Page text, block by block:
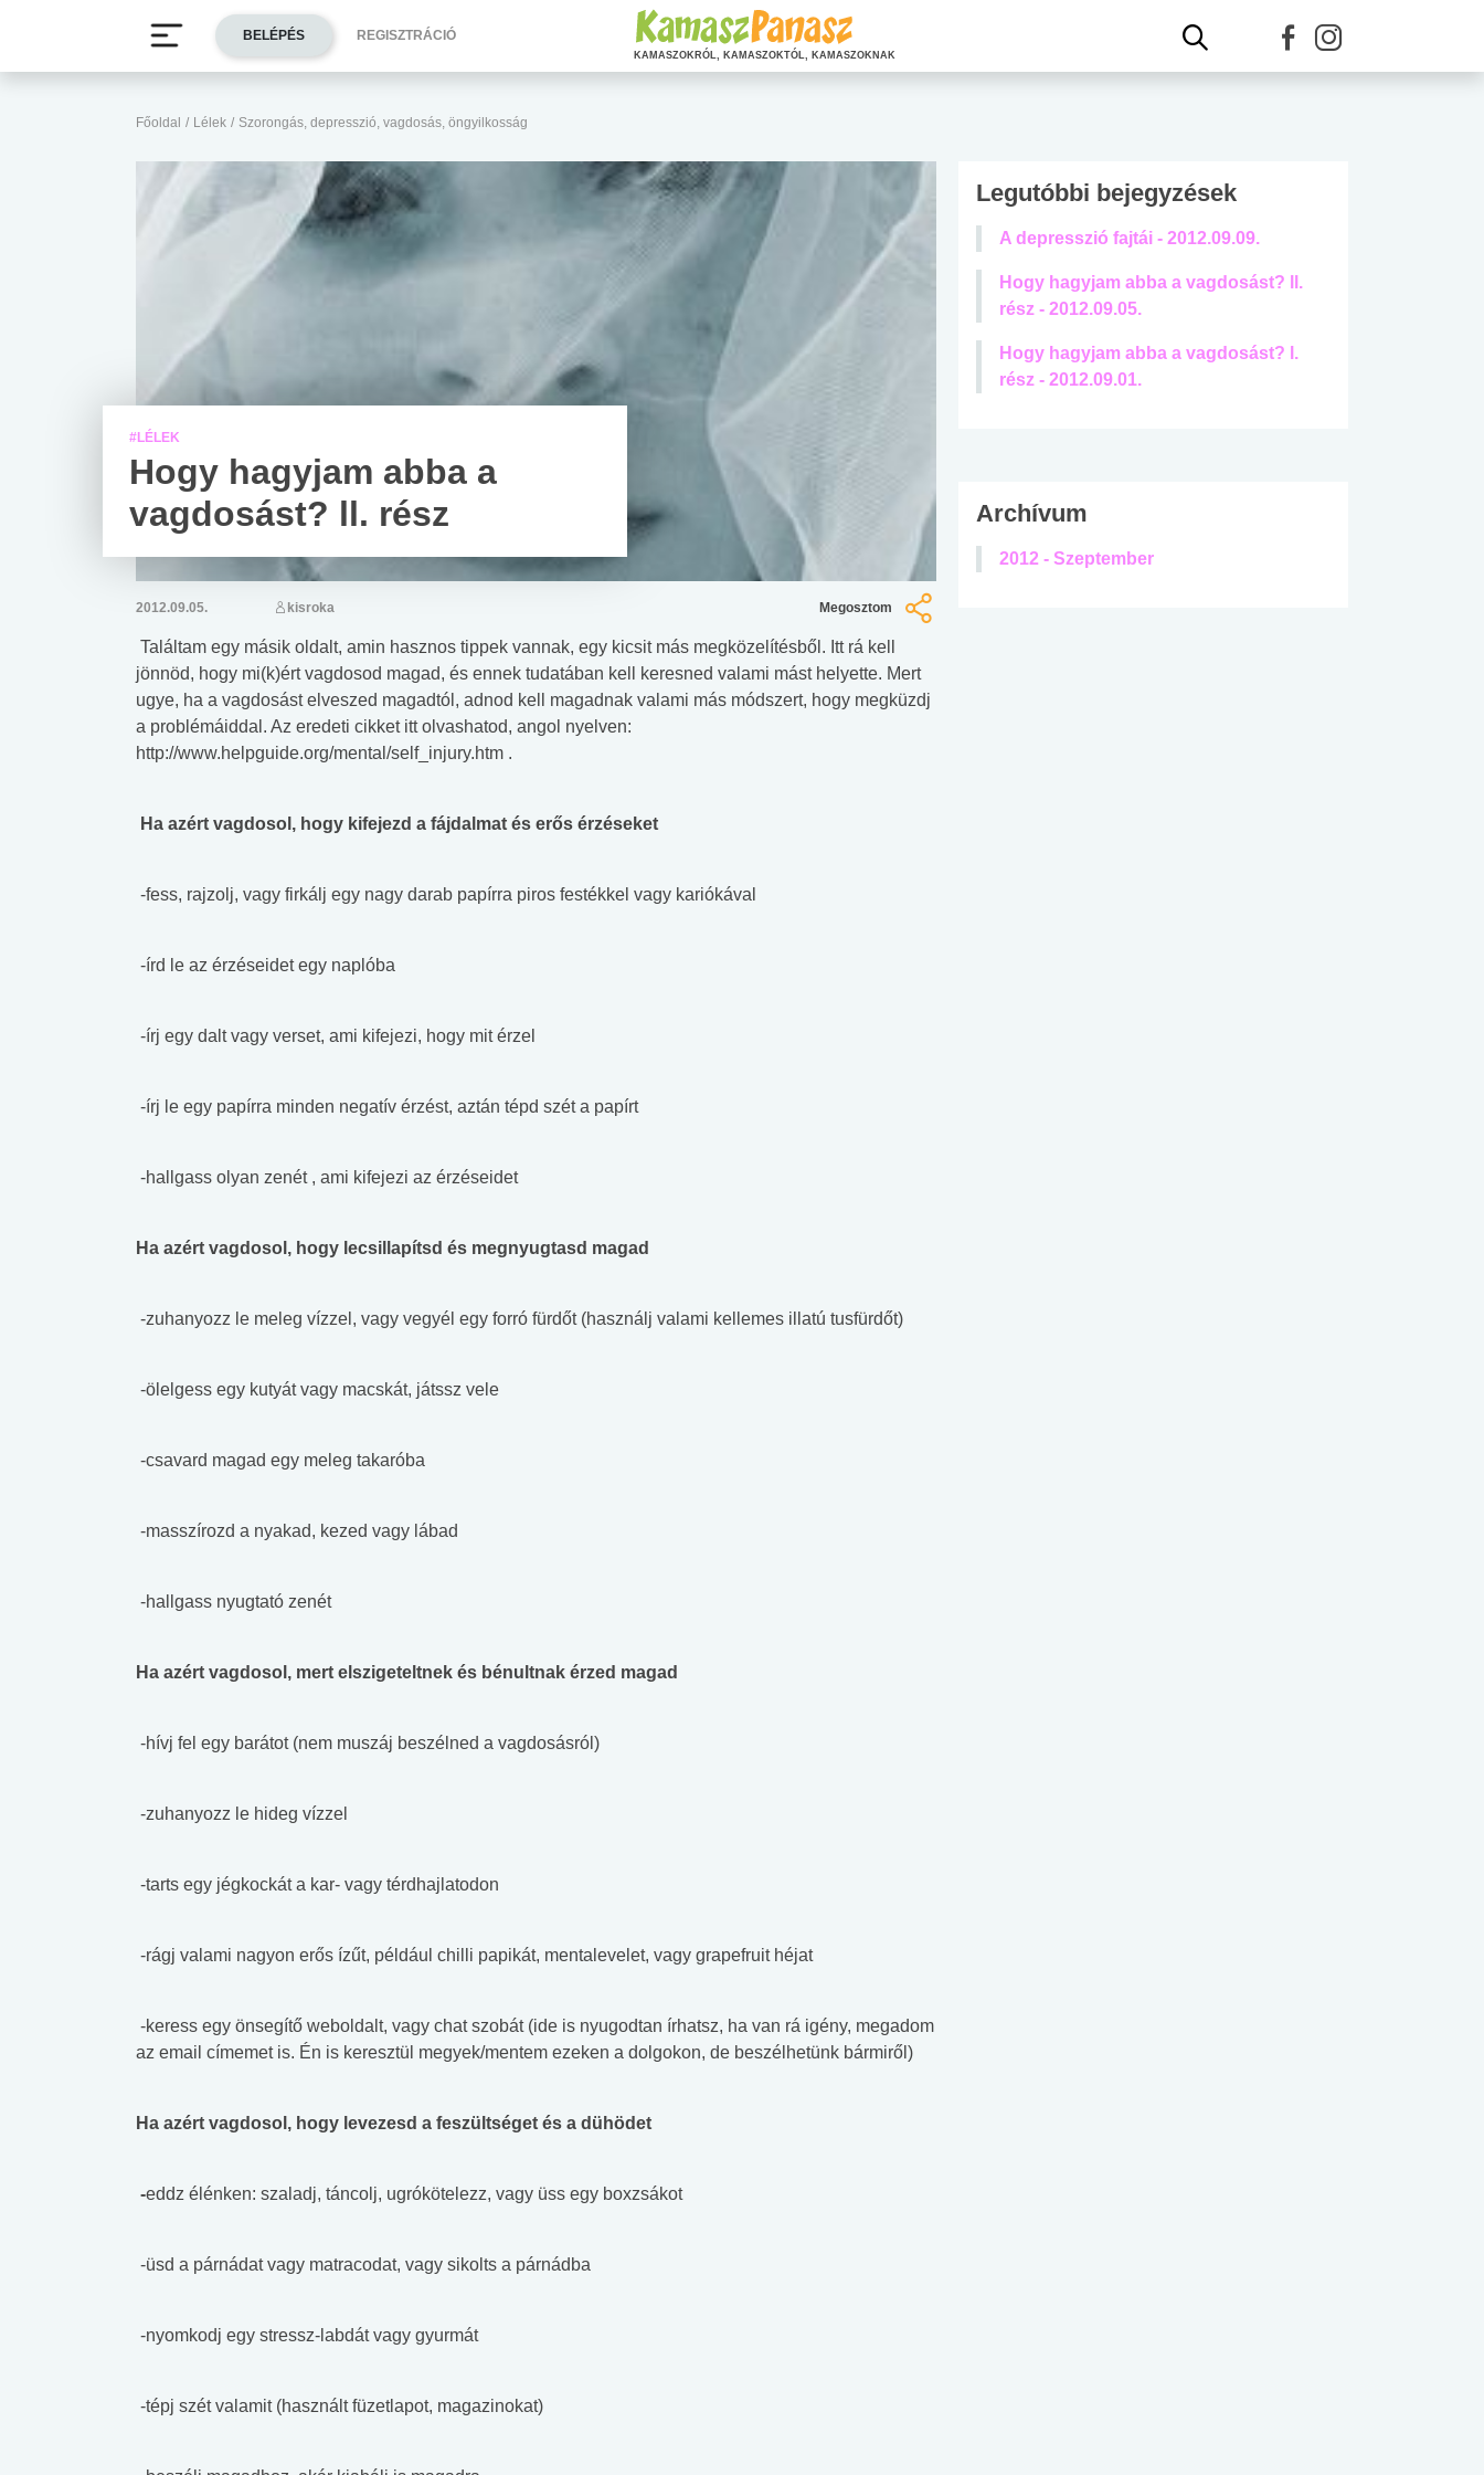
Főoldal / Lélek / Szorongás, depresszió, vagdosás, öngyilkosság
#LÉLEK
Hogy hagyjam abba a
vagdosást? ll. rész
2012.09.05. kisroka Megosztom
Találtam egy másik oldalt, amin hasznos tippek vannak, egy kicsit más megközelítésből. Itt rá kell
jönnöd, hogy mi(k)ért vagdosod magad, és ennek tudatában kell keresned valami mást helyette. Mert
ugye, ha a vagdosást elveszed magadtól, adnod kell magadnak valami más módszert, hogy megküzdj
a problémáiddal. Az eredeti cikket itt olvashatod, angol nyelven:
http://www.helpguide.org/mental/self_injury.htm .
Ha azért vagdosol, hogy kifejezd a fájdalmat és erős érzéseket
-fess, rajzolj, vagy firkálj egy nagy darab papírra piros festékkel vagy kariókával
-írd le az érzéseidet egy naplóba
-írj egy dalt vagy verset, ami kifejezi, hogy mit érzel
-írj le egy papírra minden negatív érzést, aztán tépd szét a papírt
-hallgass olyan zenét , ami kifejezi az érzéseidet
Ha azért vagdosol, hogy lecsillapítsd és megnyugtasd magad
-zuhanyozz le meleg vízzel, vagy vegyél egy forró fürdőt (használj valami kellemes illatú tusfürdőt)
-ölelgess egy kutyát vagy macskát, játssz vele
-csavard magad egy meleg takaróba
-masszírozd a nyakad, kezed vagy lábad
-hallgass nyugtató zenét
Ha azért vagdosol, mert elszigeteltnek és bénultnak érzed magad
-hívj fel egy barátot (nem muszáj beszélned a vagdosásról)
-zuhanyozz le hideg vízzel
-tarts egy jégkockát a kar- vagy térdhajlatodon
-rágj valami nagyon erős ízűt, például chilli papikát, mentalevelet, vagy grapefruit héjat
-keress egy önsegítő weboldalt, vagy chat szobát (ide is nyugodtan írhatsz, ha van rá igény, megadom
az email címemet is. Én is keresztül megyek/mentem ezeken a dolgokon, de beszélhetünk bármiről)
Ha azért vagdosol, hogy levezesd a feszültséget és a dühödet
-eddz élénken: szaladj, táncolj, ugrókötelezz, vagy üss egy boxzsákot
-üsd a párnádat vagy matracodat, vagy sikolts a párnádba
-nyomkodj egy stressz-labdát vagy gyurmát
-tépj szét valamit (használt füzetlapot, magazinokat)
Legutóbbi bejegyzések
A depresszió fajtái - 2012.09.09.
Hogy hagyjam abba a vagdosást? ll.
rész - 2012.09.05.
Hogy hagyjam abba a vagdosást? l.
rész - 2012.09.01.
Archívum
2012 - Szeptember
BELÉPÉS REGISZTRÁCIÓ
KAMASZOKRÓL, KAMASZOKTÓL, KAMASZOKNAK